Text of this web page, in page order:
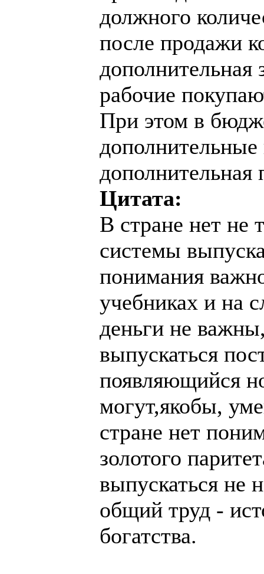
должного
после продажи
дополнительная
рабочие
При этом в
дополнительные
дополнительная
Цитата:
В стране нет не
системы
понимания
учебниках и на
деньги не
выпускаться
появляющийся
могут,якобы,
стране нет
золотого
выпускаться не
общий труд -
богатства.